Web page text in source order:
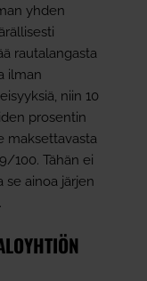
yhden
rautalangasta
ilman
niin 10
prosentin
maksettavasta
100. Tähän ei
se ainoa järjen